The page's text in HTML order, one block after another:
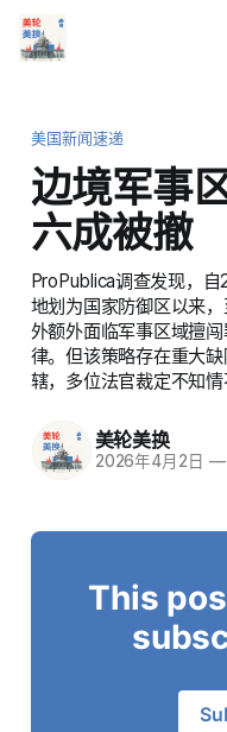
美国新闻速递
边境军事
六成被撤
ProPublica调查发现，
地划为国家防御区以来
外额外面临军事区域擅
律。但该策略存在重大
辖，多位法官裁定不知情
美轮美换
2026年4月2日 —
This